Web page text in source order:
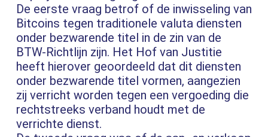
De eerste vraag betrof of de inwisseling van
Bitcoins tegen traditionele valuta diensten
onder bezwarende titel in de zin van de
BTW-Richtlijn zijn. Het Hof van Justitie
heeft hierover geoordeeld dat dit diensten
onder bezwarende titel vormen, aangezien
zij verricht worden tegen een vergoeding die
rechtstreeks verband houdt met de
verrichte dienst.